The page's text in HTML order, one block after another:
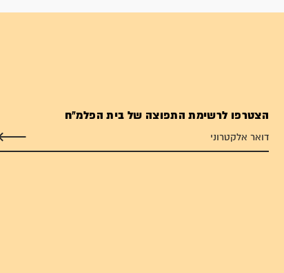
הצטרפו לרשימת התפוצה של בית הפלמ"ח